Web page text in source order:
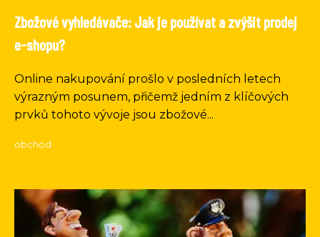
Zbožové vyhledávače: Jak je používat a zvýšit prodej
e-shopu?
Online nakupování prošlo v posledních letech
výrazným posunem, přičemž jedním z klíčových
prvků tohoto vývoje jsou zbožové...
obchod